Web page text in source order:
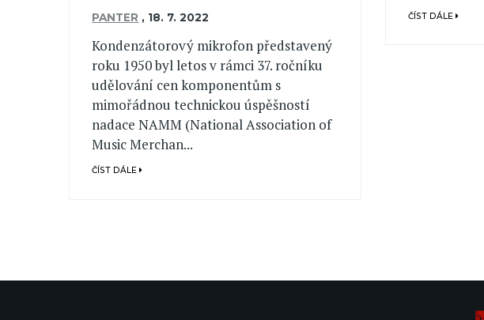
PANTER , 18. 7. 2022
Kondenzátorový mikrofon představený
roku 1950 byl letos v rámci 37. ročníku
udělování cen komponentům s
mimořádnou technickou úspěšností
nadace NAMM (National Association of
Music Merchan...
ČÍST DÁLE
ČÍST DÁLE